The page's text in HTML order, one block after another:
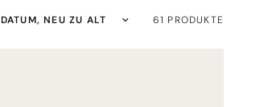
Sortieren nach: 61 PRODUKTE